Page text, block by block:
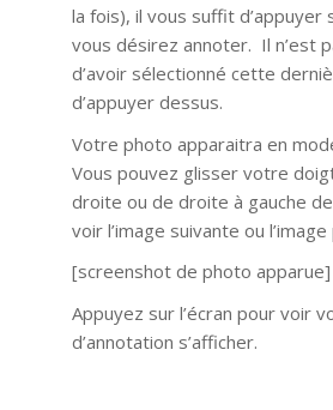
la fois), il vous suffit d’appuyer
vous désirez annoter. Il n’est
d’avoir sélectionné cette
d’appuyer dessus.
Votre photo apparaitra en
Vous pouvez glisser votre
droite ou de droite à gauche de
voir l’image suivante ou
[screenshot de photo apparue]
Appuyez sur l’écran pour voir
d’annotation s’afficher.